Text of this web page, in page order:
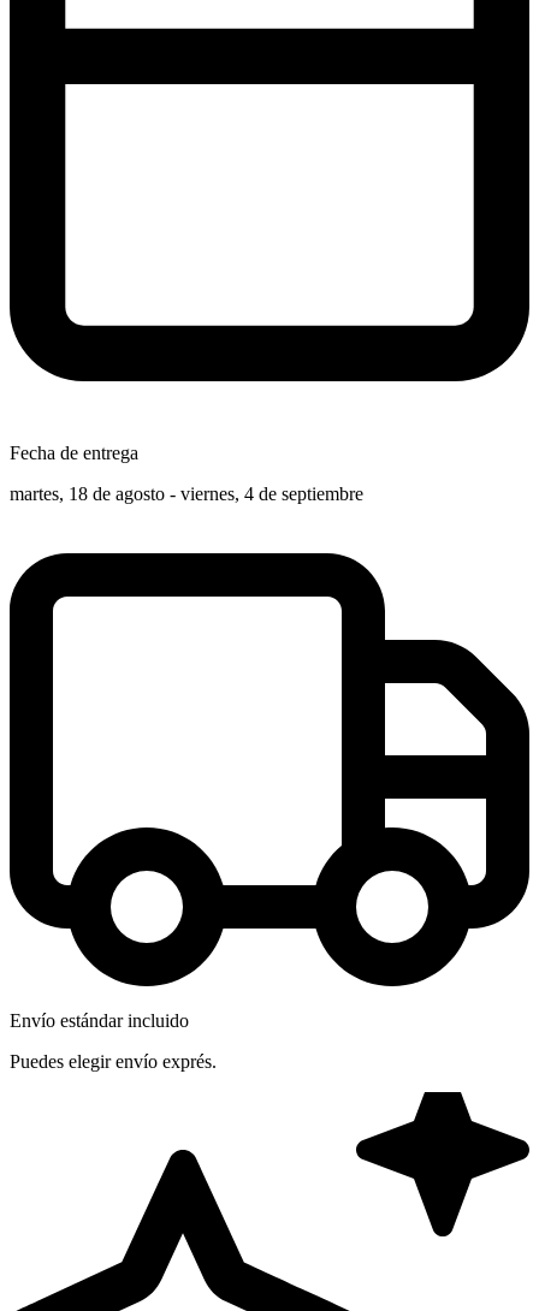
Fecha de entrega
martes, 18 de agosto - viernes, 4 de septiembre
Envío estándar incluido
Puedes elegir envío exprés.